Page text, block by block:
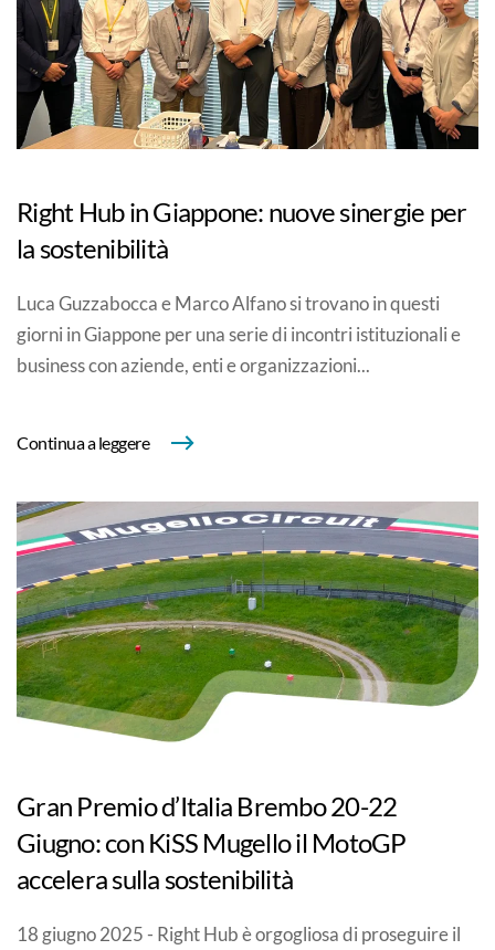
Right Hub in Giappone: nuove sinergie per
la sostenibilità
Luca Guzzabocca e Marco Alfano si trovano in questi
giorni in Giappone per una serie di incontri istituzionali e
business con aziende, enti e organizzazioni...
Continua a leggere
Gran Premio d’Italia Brembo 20-22
Giugno: con KiSS Mugello il MotoGP
accelera sulla sostenibilità
18 giugno 2025 - Right Hub è orgogliosa di proseguire il